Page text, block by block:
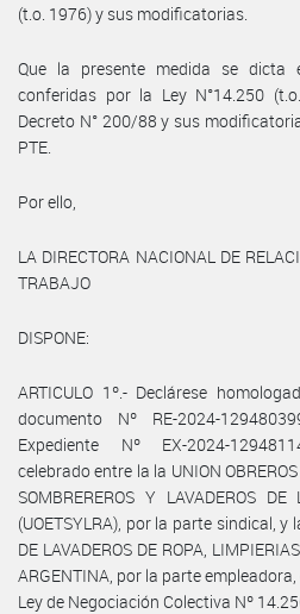
(t.o. 1976) y sus modificatorias.
Que la presente medida se dicta
conferidas por la Ley N°14.250
Decreto N° 200/88 y sus
PTE.
Por ello,
LA DIRECTORA NACIONAL DE
TRABAJO
DISPONE:
ARTICULO 1º.- Declárese
documento Nº RE-2024-
Expediente Nº EX-2024-
celebrado entre la la UNION OBREROS
SOMBREREROS Y LAVADEROS
(UOETSYLRA), por la parte sindical, y
DE LAVADEROS DE ROPA,
ARGENTINA, por la parte
Ley de Negociación Colectiva Nº